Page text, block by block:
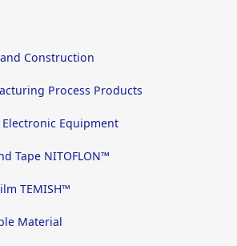
Construction
Process Products
Equipment
Tape NITOFLON™
TEMISH™
Material